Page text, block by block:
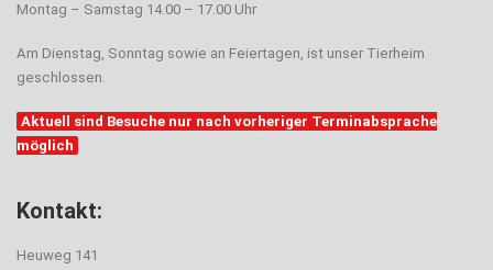
Montag – Samstag 14.00 – 17.00 Uhr
Am Dienstag, Sonntag sowie an Feiertagen, ist unser Tierheim
geschlossen.
Aktuell sind Besuche nur nach vorheriger Terminabsprache
möglich
Kontakt:
Heuweg 141